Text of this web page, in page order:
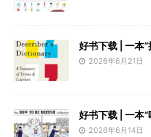
好书下载 | 一本
2026年6月21日
好书下载 | 一本
2026年6月14日